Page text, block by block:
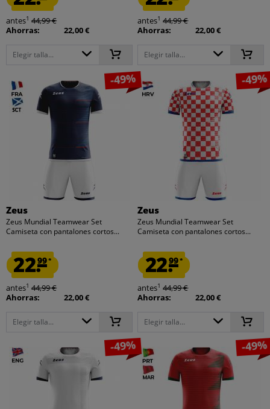
antes1 44,99 €
Ahorras:
22,00 €
Elegir talla...
antes1 44,99 €
Ahorras:
22,00 €
Elegir talla...
-49%
Zeus
Zeus Mundial Teamwear Set
Camiseta con pantalones cortos...
22.99*
antes1 44,99 €
Ahorras:
22,00 €
Elegir talla...
-49%
Zeus
Zeus Mundial Teamwear Set
Camiseta con pantalones cortos...
22.99*
antes1 44,99 €
Ahorras:
22,00 €
Elegir talla...
-49% -49%